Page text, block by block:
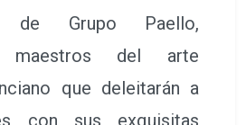
de Grupo Paello,
maestros del arte
que deleitarán a
con sus exquisitas